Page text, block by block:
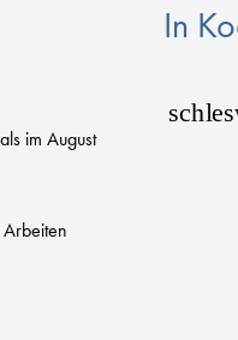
im August
Arbeiten
In
schl